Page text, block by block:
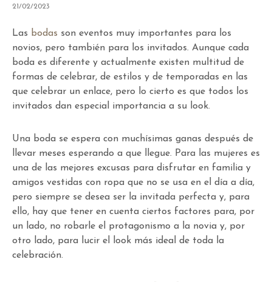
21/02/2023
Las bodas son eventos muy importantes para los
novios, pero también para los invitados. Aunque cada
boda es diferente y actualmente existen multitud de
formas de celebrar, de estilos y de temporadas en las
que celebrar un enlace, pero lo cierto es que todos los
invitados dan especial importancia a su look.
Una boda se espera con muchísimas ganas después de
llevar meses esperando a que llegue. Para las mujeres es
una de las mejores excusas para disfrutar en familia y
amigos vestidas con ropa que no se usa en el día a día,
pero siempre se desea ser la invitada perfecta y, para
ello, hay que tener en cuenta ciertos factores para, por
un lado, no robarle el protagonismo a la novia y, por
otro lado, para lucir el look más ideal de toda la
celebración.